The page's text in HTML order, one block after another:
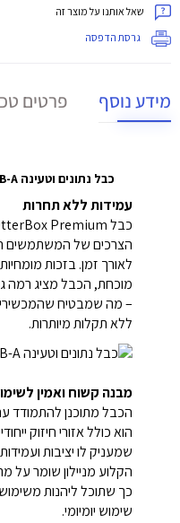
שאל אותנו על מוצר זה
גרסת הדפסה
מידע נוסף פרטים
כבל נתונים וטעינה USB-A ל Type-C מבית OtterBox
עמידות ללא תחרות
הצרכים של המשתמשים
לאורך זמן. בזכות
מוכחת, הכבל מציג רמה
– מה שמבטיח
ללא תקלות מיותרות.
מבנה קשוח ואמין
הכבל מתוכנן להתמודד
הוא כולל אזורי חיזוק
שמעניק לו יציבות
הקלוע מניילון שומר על
כך שתוכל ליהנות
שימוש יומיומי.